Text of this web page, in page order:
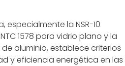
la NSR-10
1578 para vidrio plano y la
aluminio, establece criterios
y eficiencia energética en las